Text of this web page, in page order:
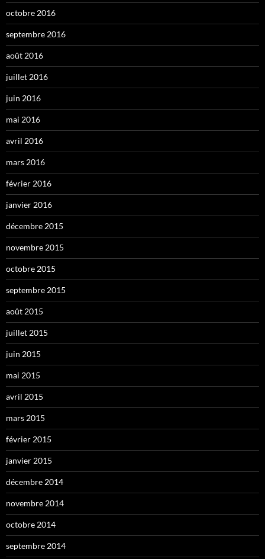
octobre 2016
septembre 2016
août 2016
juillet 2016
juin 2016
mai 2016
avril 2016
mars 2016
février 2016
janvier 2016
décembre 2015
novembre 2015
octobre 2015
septembre 2015
août 2015
juillet 2015
juin 2015
mai 2015
avril 2015
mars 2015
février 2015
janvier 2015
décembre 2014
novembre 2014
octobre 2014
septembre 2014